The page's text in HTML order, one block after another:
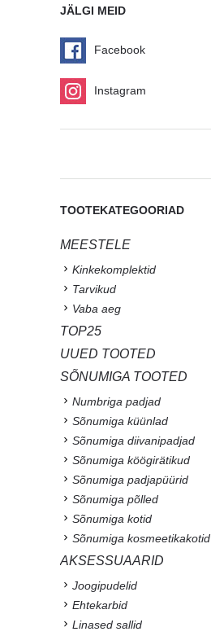
JÄLGI MEID
Facebook
Instagram
TOOTEKATEGOORIAD
MEESTELE
Kinkekomplektid
Tarvikud
Vaba aeg
TOP25
UUED TOOTED
SÕNUMIGA TOOTED
Numbriga padjad
Sõnumiga küünlad
Sõnumiga diivanipadjad
Sõnumiga köögirätikud
Sõnumiga padjapüürid
Sõnumiga põlled
Sõnumiga kotid
Sõnumiga kosmeetikakotid
AKSESSUAARID
Joogipudelid
Ehtekarbid
Linased sallid